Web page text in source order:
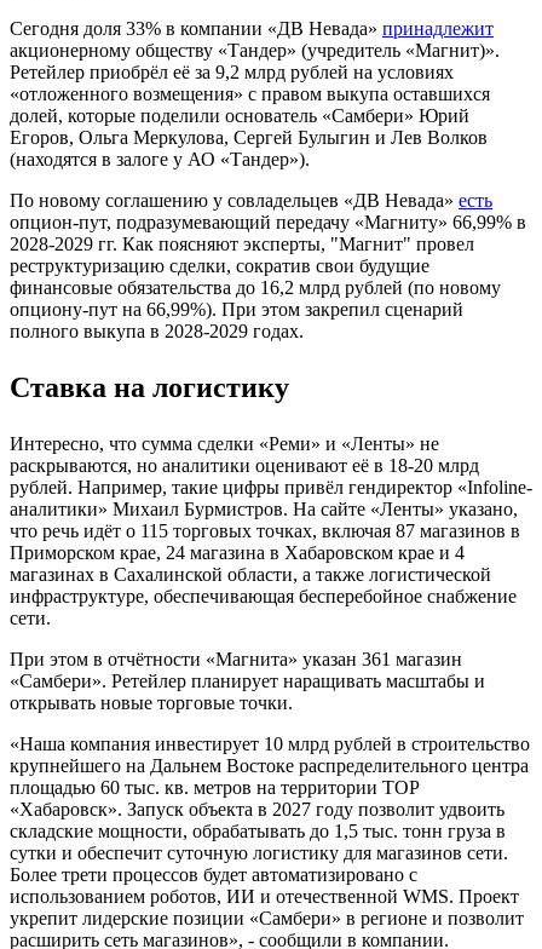
Сегодня доля 33% в компании «ДВ Невада» принадлежит
акционерному обществу «Тандер» (учредитель «Магнит)».
Ретейлер приобрёл её за 9,2 млрд рублей на условиях
«отложенного возмещения» с правом выкупа оставшихся
долей, которые поделили основатель «Самбери» Юрий
Егоров, Ольга Меркулова, Сергей Булыгин и Лев Волков
(находятся в залоге у АО «Тандер»).
По новому соглашению у совладельцев «ДВ Невада» есть
опцион-пут, подразумевающий передачу «Магниту» 66,99% в
2028-2029 гг. Как поясняют эксперты, "Магнит" провел
реструктуризацию сделки, сократив свои будущие
финансовые обязательства до 16,2 млрд рублей (по новому
опциону-пут на 66,99%). При этом закрепил сценарий
полного выкупа в 2028-2029 годах.
Ставка на логистику
Интересно, что сумма сделки «Реми» и «Ленты» не
раскрываются, но аналитики оценивают её в 18-20 млрд
рублей. Например, такие цифры привёл гендиректор «Infoline-
аналитики» Михаил Бурмистров. На сайте «Ленты» указано,
что речь идёт о 115 торговых точках, включая 87 магазинов в
Приморском крае, 24 магазина в Хабаровском крае и 4
магазинах в Сахалинской области, а также логистической
инфраструктуре, обеспечивающая бесперебойное снабжение
сети.
При этом в отчётности «Магнита» указан 361 магазин
«Самбери». Ретейлер планирует наращивать масштабы и
открывать новые торговые точки.
«Наша компания инвестирует 10 млрд рублей в строительство
крупнейшего на Дальнем Востоке распределительного центра
площадью 60 тыс. кв. метров на территории ТОР
«Хабаровск». Запуск объекта в 2027 году позволит удвоить
складские мощности, обрабатывать до 1,5 тыс. тонн груза в
сутки и обеспечит суточную логистику для магазинов сети.
Более трети процессов будет автоматизировано с
использованием роботов, ИИ и отечественной WMS. Проект
укрепит лидерские позиции «Самбери» в регионе и позволит
расширить сеть магазинов», - сообщили в компании.